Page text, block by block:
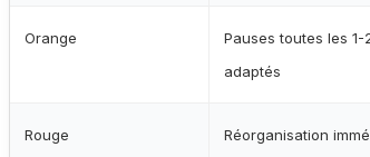
Orange
Pauses toutes les 1-
adaptés
Rouge
Réorganisation